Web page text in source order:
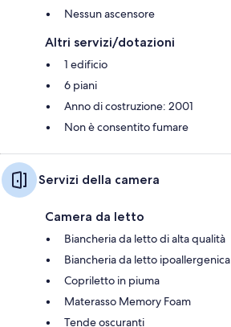
Nessun ascensore
Altri servizi/dotazioni
1 edificio
6 piani
Anno di costruzione: 2001
Non è consentito fumare
Servizi della camera
Camera da letto
Biancheria da letto di alta qualità
Biancheria da letto ipoallergenica
Copriletto in piuma
Materasso Memory Foam
Tende oscuranti